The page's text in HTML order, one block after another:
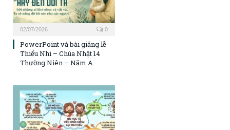
02/07/2026 0
PowerPoint và bài giảng lễ
Thiếu Nhi – Chúa Nhật 14
Thường Niên – Năm A